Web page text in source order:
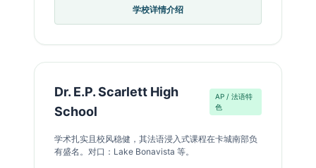
学校详情介绍
Dr. E.P. Scarlett High
School
AP / 法语特
色
学术扎实且校风稳健，其法语浸入式课程在卡城南部负
有盛名。对口：Lake Bonavista 等。